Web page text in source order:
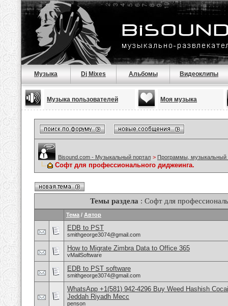
Музыка Dj Mixes Альбомы Видеоклипы
Музыка пользователей Моя музыка
Bisound.com - Музыкальный портал > Программы, музыкальный
Софт для профессионального диджеинга.
Темы раздела : Софт для
Тема / Автор
EDB to PST
smithgeorge3074@gmail.com
How to Migrate Zimbra Data to Office 365
vMailSoftware
EDB to PST software
smithgeorge3074@gmail.com
WhatsApp +1(581) 942-4296 Buy Weed Hashish
Jeddah Riyadh Mecc
penson